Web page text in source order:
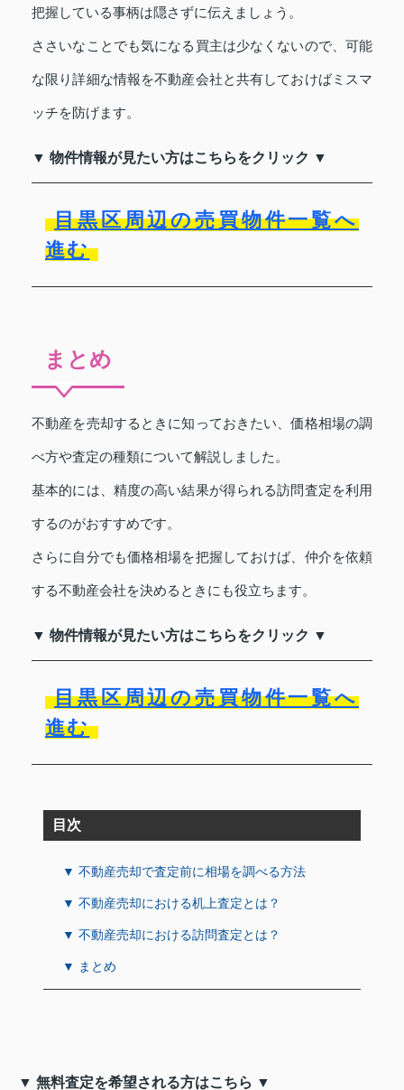
把握している事柄は隠さずに伝えましょう。
ささいなことでも気になる買主は少なくないので、可能
な限り詳細な情報を不動産会社と共有しておけばミスマ
ッチを防げます。
▼ 物件情報が見たい方はこちらをクリック ▼
目黒区周辺の売買物件一覧へ
進む
まとめ
不動産を売却するときに知っておきたい、価格相場の調
べ方や査定の種類について解説しました。
基本的には、精度の高い結果が得られる訪問査定を利用
するのがおすすめです。
さらに自分でも価格相場を把握しておけば、仲介を依頼
する不動産会社を決めるときにも役立ちます。
▼ 物件情報が見たい方はこちらをクリック ▼
目黒区周辺の売買物件一覧へ
進む
目次
▼ 不動産売却で査定前に相場を調べる方法
▼ 不動産売却における机上査定とは？
▼ 不動産売却における訪問査定とは？
▼ まとめ
▼ 無料査定を希望される方はこちら ▼